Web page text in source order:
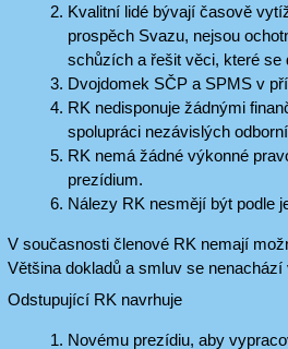
Kvalitní lidé bývají časově
prospěch Svazu, nejsou
schůzích a řešit věci, které se
Dvojdomek SČP a SPMS v
RK nedisponuje žádnými
spolupráci nezávislých
RK nemá žádné výkonné
prezídium.
Nálezy RK nesmějí být podle
V současnosti členové RK nemají
Většina dokladů a smluv se
Odstupující RK navrhuje
Novému prezídiu, aby